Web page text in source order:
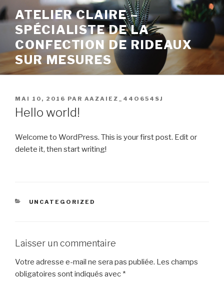
ATELIER CLAIRE –
SPÉCIALISTE DE LA
CONFECTION DE RIDEAUX
SUR MESURES
MAI 10, 2016 PAR AAZAIEZ_44O654SJ
Hello world!
Welcome to WordPress. This is your first post. Edit or
delete it, then start writing!
UNCATEGORIZED
Laisser un commentaire
Votre adresse e-mail ne sera pas publiée. Les champs
obligatoires sont indiqués avec *